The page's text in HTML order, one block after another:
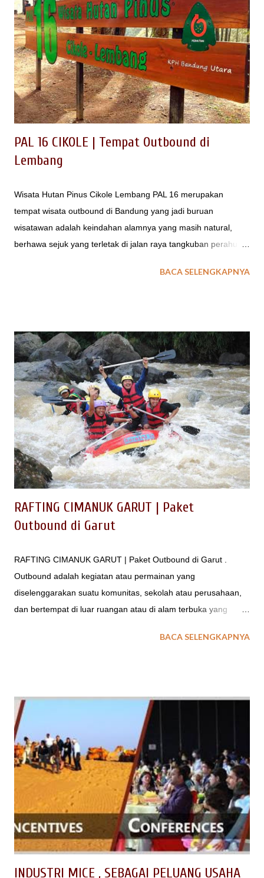
PERANG DENGAN OUTBOUND Simulasi perang dalam
permainan aplikasi android atau komputer di atas, apakah bisa
sama saat berada di medan permainan dunia nyata ? Paintball
game merupakan salah satu kemasan outbound simulasi
perang yang dilaksanakan sebagai pengisi aktifitas outing
gathering. Selain sebagai media refreshing, jenis permainan
paintball ini dapat juga dikema...
PAL 16 CIKOLE | Tempat Outbound di
Lembang
Wisata Hutan Pinus Cikole Lembang PAL 16 merupakan
tempat wisata outbound di Bandung yang jadi buruan
wisatawan adalah keindahan alamnya yang masih natural,
berhawa sejuk yang terletak di jalan raya tangkuban perahu
Bagi wisatawan yang berkunjung ke Tangkuban Perahu dan
perbendaharaan lokasi outbound di Lembang dengan konsep
wisata Lembang Jungle Discovery selain : - Taman Wisata
Grafika Cikole Lembang - Orchid Forest Cikole Lembang -
Zona 235 Cikole Lembang - Cikole Jayagiri - Green Grass
Cikole - Bandung Tree Top Adventure Park Baca juga : 20
Tempat Outbound di Lembang Kegiatan apa saja yang dapat
dioptimalkan untuk Wisata Hutan Pinus Cikole Lembang pal 16
ini untuk melengkapi outbound Lembang? Apakah hanya
sekedar tempat trans...
BACA SELENGKAPNYA
RAFTING CIMANUK GARUT | Paket
Outbound di Garut
RAFTING CIMANUK GARUT | Paket Outbound di Garut .
Outbound adalah kegiatan atau permainan yang
diselenggarakan suatu komunitas, sekolah atau perusahaan,
dan bertempat di luar ruangan atau di alam terbuka yang
menjadi lebih baik atau positif. Ada beberapa jenis permainan
outbound yang dikemas berupa olah raga adalah rafting di
Cimanuk Garut. baca juga : Review Singkat Tentang
Outbound Rafting Bagi kamu pencinta olahraga ekstrim dan
penuh tantangan adrenalin, outbound rafting di Cimanuk Garut
merupakan pilihan tepat. Wisata olahraga air yang menantang
ini berlokasi di Garut, Jawa Barat. Wisata Arung Jeram Rafting
Sungai Cimanuk di Bayongbong Garut, Jawa Barat merupakan
salah satu tempat wisata outbound di Desa Buyongbong,
Kabupaten Ga...
BACA SELENGKAPNYA
INDUSTRI MICE , SEBAGAI PELUANG USAHA